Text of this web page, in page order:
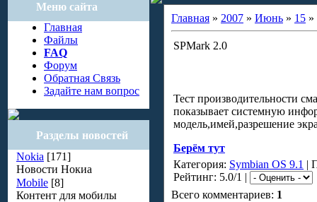
Меню сайта
Главная
Файлы
FAQ
Форум
Обратная Связь
Задайте нам вопрос
Разделы новостей
Nokia [171]
Новости Нокиа
Mobile [8]
Контент для мобилы
Главная » 2007 » Июнь » 15 »
SPMark 2.0
Тест производительности
показывает системную
модель,имей,разрешение
Берём тут
Категория: Symbian OS 9.1 |
Рейтинг: 5.0/1 |
Всего комментариев: 1